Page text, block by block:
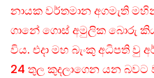
නායක වර්තමාන අගමැති
ගානේ ගොස් අමුලික බොරු
විය. එදා මහ බැංකු අධිපති
24 තුල කුදලාගෙන යන බවට